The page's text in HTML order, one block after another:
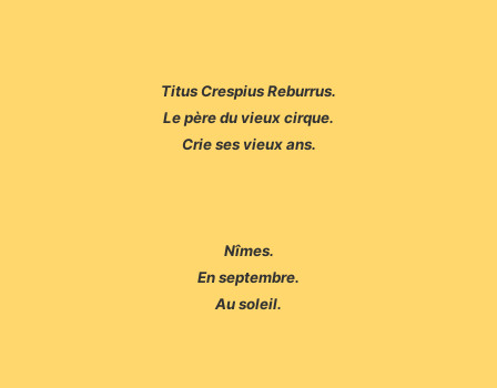
Titus Crespius Reburrus.
Le père du vieux cirque.
Crie ses vieux ans.
Nîmes.
En septembre.
Au soleil.